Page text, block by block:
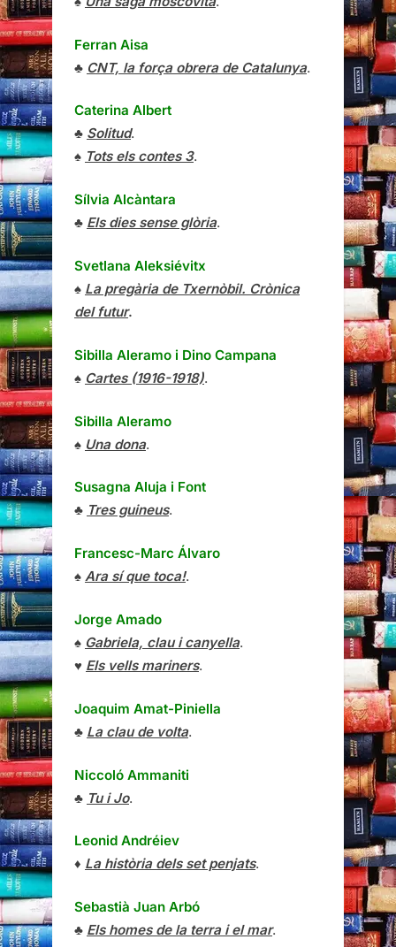
Ferran Aisa
♣ CNT, la força obrera de Catalunya.
Caterina Albert
♣ Solitud.
♠ Tots els contes 3.
Sílvia Alcàntara
♣ Els dies sense glòria.
Svetlana Aleksiévitx
♠ La pregària de Txernòbil. Crònica
del futur.
Sibilla Aleramo i Dino Campana
♠ Cartes (1916-1918).
Sibilla Aleramo
♠ Una dona.
Susagna Aluja i Font
♣ Tres guineus.
Francesc-Marc Álvaro
♠ Ara sí que toca!.
Jorge Amado
♠ Gabriela, clau i canyella.
♥ Els vells mariners.
Joaquim Amat-Piniella
♣ La clau de volta.
Niccoló Ammaniti
♣ Tu i Jo.
Leonid Andréiev
♦ La història dels set penjats.
Sebastià Juan Arbó
♣ Els homes de la terra i el mar.